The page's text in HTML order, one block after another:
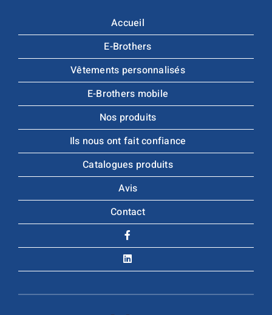
Accueil
E-Brothers
Vêtements personnalisés
E-Brothers mobile
Nos produits
Ils nous ont fait confiance
Catalogues produits
Avis
Contact